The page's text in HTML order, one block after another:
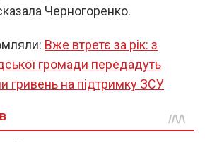
Черногоренко.
Вже втретє за рік: з
громади передадуть
гривень на підтримку ЗСУ